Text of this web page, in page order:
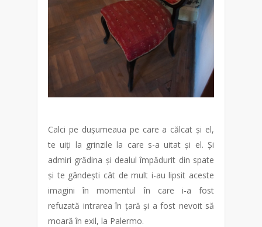
Calci pe dușumeaua pe care a călcat și el,
te uiți la grinzile la care s-a uitat și el. Și
admiri grădina și dealul împădurit din spate
și te gândești cât de mult i-au lipsit aceste
imagini în momentul în care i-a fost
refuzată intrarea în țară și a fost nevoit să
moară în exil, la Palermo.